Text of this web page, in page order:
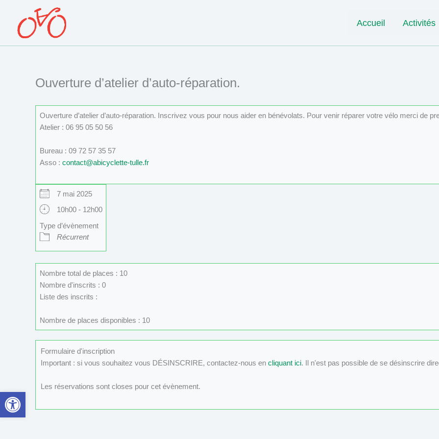
Ouvrir la barre d’outils
contenu
Accueil Activités
Ouverture d’atelier d’auto-réparation.
Ouverture d’atelier d’auto-réparation. Inscrivez vous pour nous aider en bénévolats. Pour venir réparer votre vélo merci de
Atelier : 06 95 05 50 56
Bureau : 09 72 57 35 57
Asso : contact@abicyclette-tulle.fr
7 mai 2025
10h00 - 12h00
Type d’évènement
Récurrent
Nombre total de places : 10
Nombre d'inscrits : 0
Liste des inscrits :
Nombre de places disponibles : 10
Formulaire d'inscription
Important : si vous souhaitez vous DÉSINSCRIRE, contactez-nous en cliquant ici. Il n'est pas possible de se désinscrire
Les réservations sont closes pour cet évènement.